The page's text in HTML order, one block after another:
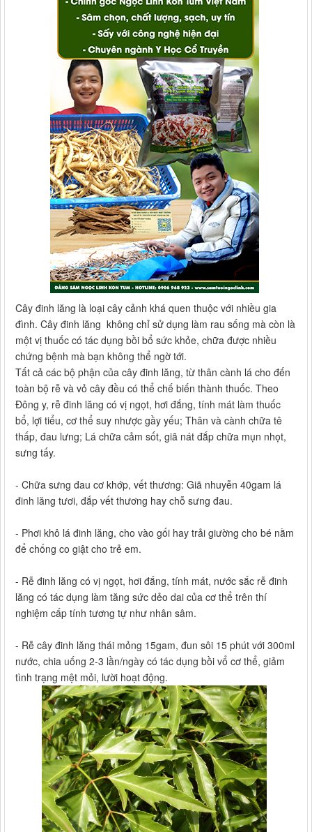
Cây đinh lăng là loại cây cảnh khá quen thuộc với nhiều gia
đình. Cây đinh lăng không chỉ sử dụng làm rau sống mà còn là
một vị thuốc có tác dụng bồi bổ sức khỏe, chữa được nhiều
chứng bệnh mà bạn không thể ngờ tới.
Tất cả các bộ phận của cây đinh lăng, từ thân cành lá cho đến
toàn bộ rễ và vỏ cây đều có thể chế biến thành thuốc. Theo
Đông y, rễ đinh lăng có vị ngọt, hơi đắng, tính mát làm thuốc
bổ, lợi tiểu, cơ thể suy nhược gầy yếu; Thân và cành chữa tê
thấp, đau lưng; Lá chữa cảm sốt, giã nát đắp chữa mụn nhọt,
sưng tấy.
- Chữa sưng đau cơ khớp, vết thương: Giã nhuyễn 40gam lá
đinh lăng tươi, đắp vết thương hay chỗ sưng đau.
- Phơi khô lá đinh lăng, cho vào gối hay trải giường cho bé nằm
để chống co giật cho trẻ em.
- Rễ đinh lăng có vị ngọt, hơi đắng, tính mát, nước sắc rễ đinh
lăng có tác dụng làm tăng sức dẻo dai của cơ thể trên thí
nghiệm cấp tính tương tự như nhân sâm.
- Rễ cây đinh lăng thái mỏng 15gam, đun sôi 15 phút với 300ml
nước, chia uống 2-3 lần/ngày có tác dụng bồi vổ cơ thể, giảm
tình trạng mệt mỏi, lười hoạt động.